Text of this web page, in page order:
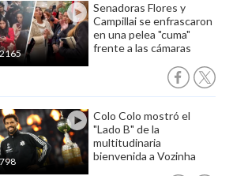
2165
Senadoras Flores y
Campillai se enfrascaron
en una pelea "cuma"
frente a las cámaras
798
Colo Colo mostró el
"Lado B" de la
multitudinaria
bienvenida a Vozinha